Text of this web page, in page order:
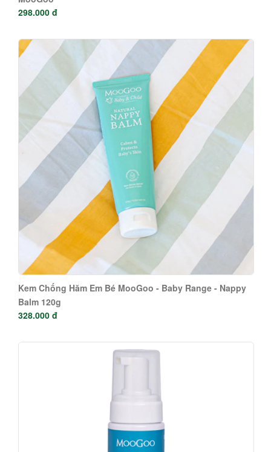
298.000 đ
Kem Chống Hăm Em Bé MooGoo - Baby Range - Nappy
Balm 120g
328.000 đ